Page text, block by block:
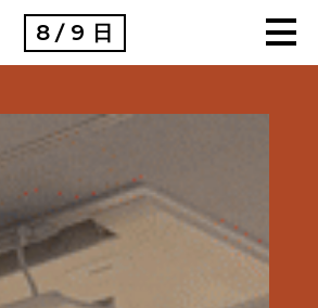
8 / 9 日